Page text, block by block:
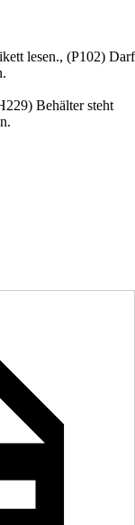
lesen., (P102) Darf
Behälter steht